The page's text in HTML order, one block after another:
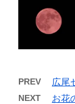
PREV 広尾
NEXT お花